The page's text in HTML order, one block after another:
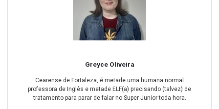
Greyce Oliveira
Cearense de Fortaleza, é metade uma humana normal
professora de Inglês e metade ELF(a) precisando (talvez) de
tratamento para parar de falar no Super Junior toda hora.